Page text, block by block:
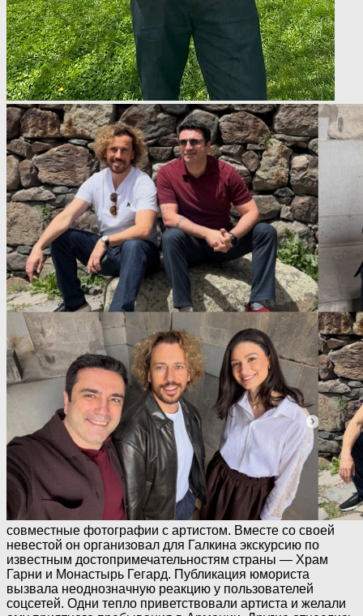
совместные фотографии с артистом. Вместе со своей
невестой он организовал для Галкина экскурсию по
известным достопримечательностям страны — Храм
Гарни и Монастырь Гегард. Публикация юмориста
вызвала неоднозначную реакцию у пользователей
соцсетей. Одни тепло приветствовали артиста и желали